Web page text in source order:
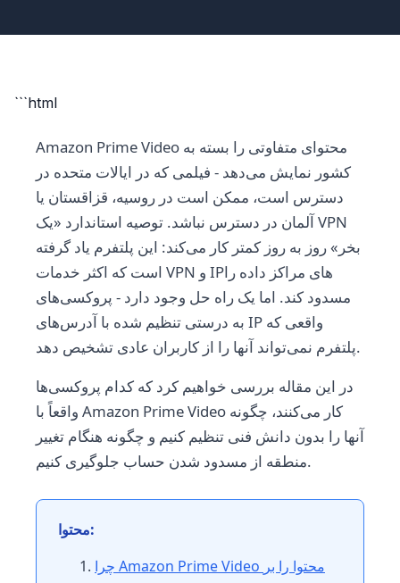
```html
Amazon Prime Video محتوای متفاوتی را بسته به
کشور نمایش می‌دهد - فیلمی که در ایالات متحده در
دسترس است، ممکن است در روسیه، قزاقستان یا
آلمان در دسترس نباشد. توصیه استاندارد «یک VPN
بخر» روز به روز کمتر کار می‌کند: این پلتفرم یاد گرفته
است که اکثر خدمات VPN و IP‌های مراکز داده را
مسدود کند. اما یک راه حل وجود دارد - پروکسی‌های
به درستی تنظیم شده با آدرس‌های IP واقعی که
پلتفرم نمی‌تواند آنها را از کاربران عادی تشخیص دهد.
در این مقاله بررسی خواهیم کرد که کدام پروکسی‌ها
واقعاً با Amazon Prime Video کار می‌کنند، چگونه
آنها را بدون دانش فنی تنظیم کنیم و چگونه هنگام تغییر
منطقه از مسدود شدن حساب جلوگیری کنیم.
محتوا:
چرا Amazon Prime Video محتوا را بر